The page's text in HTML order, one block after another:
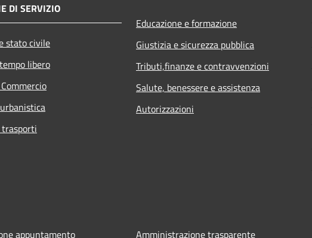
DI SERVIZIO
stato civile
libero
Educazione e formazione
Giustizia e sicurezza pubblica
Tributi,finanze e contravvenzioni
Salute, benessere e assistenza
Autorizzazioni
appuntamento Amministrazione trasparente